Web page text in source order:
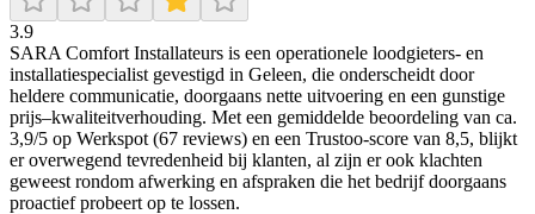
3.9
SARA Comfort Installateurs is een operationele loodgieters- en
installatiespecialist gevestigd in Geleen, die onderscheidt door
heldere communicatie, doorgaans nette uitvoering en een gunstige
prijs–kwaliteitverhouding. Met een gemiddelde beoordeling van ca.
3,9/5 op Werkspot (67 reviews) en een Trustoo-score van 8,5, blijkt
er overwegend tevredenheid bij klanten, al zijn er ook klachten
geweest rondom afwerking en afspraken die het bedrijf doorgaans
proactief probeert op te lossen.